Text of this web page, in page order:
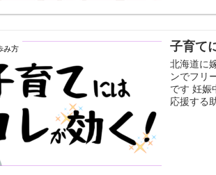
み方 子育て
北海道に
ンでフリ
です 妊娠
応援する